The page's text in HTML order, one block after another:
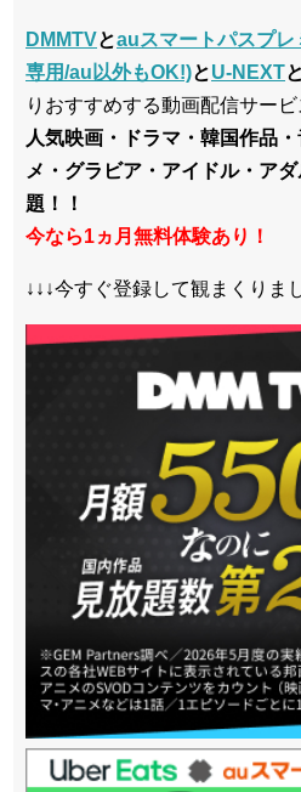
DMMTVとauスマートパスプ
専用/au以外もOK!)とU-NEXTと
りおすすめする動画配信サービ
人気映画・ドラマ・韓国作品
メ・グラビア・アイドル・ア
題！！
今なら1ヵ月無料体験あり！
↓↓↓今すぐ登録して観まくりま